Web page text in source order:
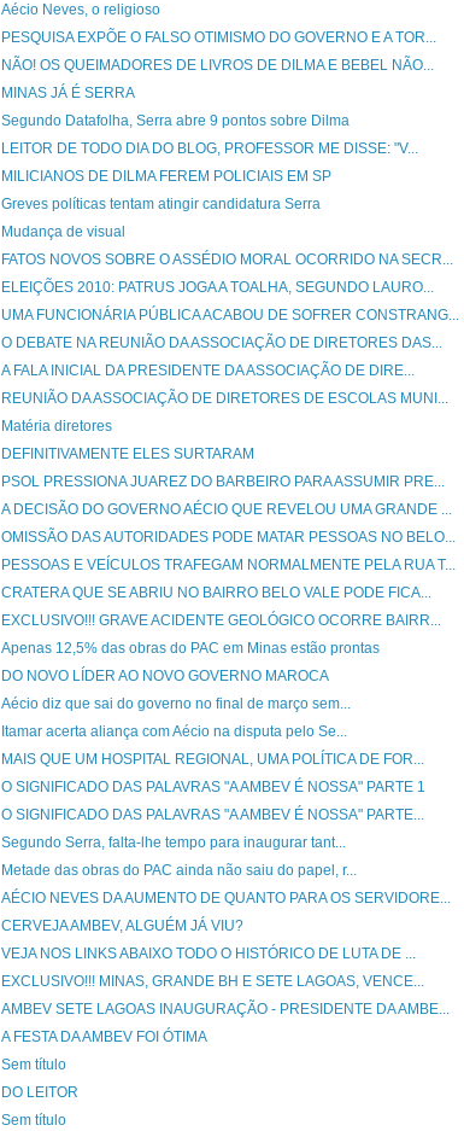
Aécio Neves, o religioso
PESQUISA EXPÕE O FALSO OTIMISMO DO GOVERNO E A TOR...
NÃO! OS QUEIMADORES DE LIVROS DE DILMA E BEBEL NÃO...
MINAS JÁ É SERRA
Segundo Datafolha, Serra abre 9 pontos sobre Dilma
LEITOR DE TODO DIA DO BLOG, PROFESSOR ME DISSE: "V...
MILICIANOS DE DILMA FEREM POLICIAIS EM SP
Greves políticas tentam atingir candidatura Serra
Mudança de visual
FATOS NOVOS SOBRE O ASSÉDIO MORAL OCORRIDO NA SECR...
ELEIÇÕES 2010: PATRUS JOGA A TOALHA, SEGUNDO LAURO...
UMA FUNCIONÁRIA PÚBLICA ACABOU DE SOFRER CONSTRANG...
O DEBATE NA REUNIÃO DA ASSOCIAÇÃO DE DIRETORES DAS...
A FALA INICIAL DA PRESIDENTE DA ASSOCIAÇÃO DE DIRE...
REUNIÃO DA ASSOCIAÇÃO DE DIRETORES DE ESCOLAS MUNI...
Matéria diretores
DEFINITIVAMENTE ELES SURTARAM
PSOL PRESSIONA JUAREZ DO BARBEIRO PARA ASSUMIR PRE...
A DECISÃO DO GOVERNO AÉCIO QUE REVELOU UMA GRANDE ...
OMISSÃO DAS AUTORIDADES PODE MATAR PESSOAS NO BELO...
PESSOAS E VEÍCULOS TRAFEGAM NORMALMENTE PELA RUA T...
CRATERA QUE SE ABRIU NO BAIRRO BELO VALE PODE FICA...
EXCLUSIVO!!! GRAVE ACIDENTE GEOLÓGICO OCORRE BAIRR...
Apenas 12,5% das obras do PAC em Minas estão prontas
DO NOVO LÍDER AO NOVO GOVERNO MAROCA
Aécio diz que sai do governo no final de março sem...
Itamar acerta aliança com Aécio na disputa pelo Se...
MAIS QUE UM HOSPITAL REGIONAL, UMA POLÍTICA DE FOR...
O SIGNIFICADO DAS PALAVRAS "A AMBEV É NOSSA" PARTE 1
O SIGNIFICADO DAS PALAVRAS "A AMBEV É NOSSA" PARTE...
Segundo Serra, falta-lhe tempo para inaugurar tant...
Metade das obras do PAC ainda não saiu do papel, r...
AÉCIO NEVES DA AUMENTO DE QUANTO PARA OS SERVIDORE...
CERVEJA AMBEV, ALGUÉM JÁ VIU?
VEJA NOS LINKS ABAIXO TODO O HISTÓRICO DE LUTA DE ...
EXCLUSIVO!!! MINAS, GRANDE BH E SETE LAGOAS, VENCE...
AMBEV SETE LAGOAS INAUGURAÇÃO - PRESIDENTE DA AMBE...
A FESTA DA AMBEV FOI ÓTIMA
Sem título
DO LEITOR
Sem título